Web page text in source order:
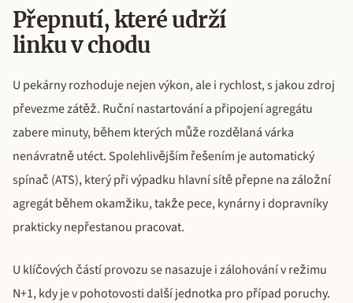
Přepnutí, které udrží
linku v chodu
U pekárny rozhoduje nejen výkon, ale i rychlost, s jakou zdroj
převezme zátěž. Ruční nastartování a připojení agregátu
zabere minuty, během kterých může rozdělaná várka
nenávratně utéct. Spolehlivějším řešením je automatický
spínač (ATS), který při výpadku hlavní sítě přepne na záložní
agregát během okamžiku, takže pece, kynárny i dopravníky
prakticky nepřestanou pracovat.
U klíčových částí provozu se nasazuje i zálohování v režimu
N+1, kdy je v pohotovosti další jednotka pro případ poruchy.